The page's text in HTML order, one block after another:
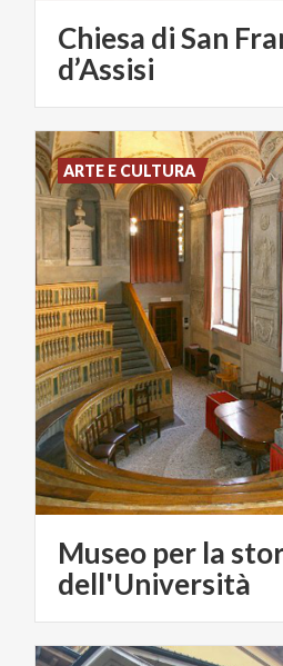
Chiesa di San
d’Assisi
Museo per la
dell'Università
ARTE E CULTURA